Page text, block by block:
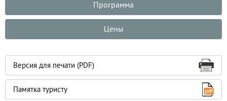
Программа
Цены
Версия для печати (PDF)
Памятка туристу